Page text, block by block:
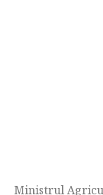
Ministrul